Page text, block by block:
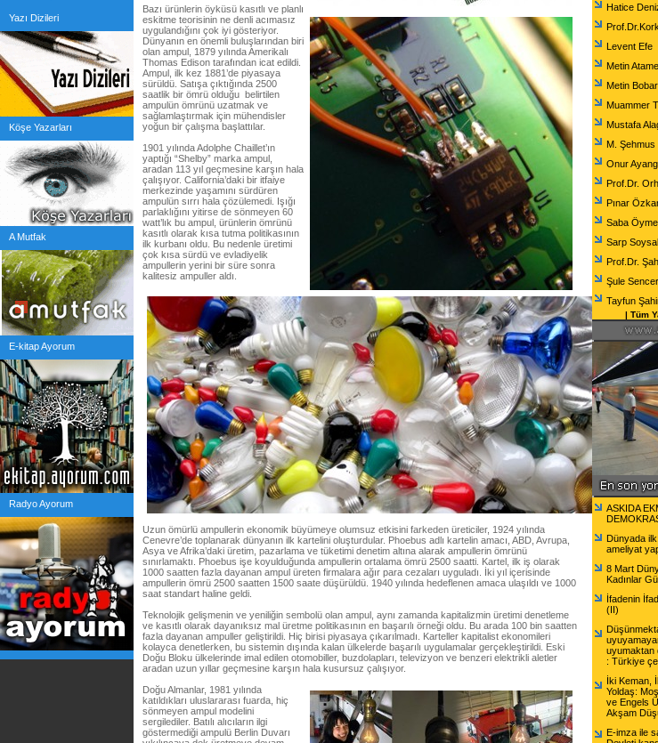
Yazı Dizileri
Köşe Yazarları
A Mutfak
E-kitap Ayorum
Radyo Ayorum
Bazı ürünlerin öyküsü kasıtlı ve planlı
eskitme teorisinin ne denli acımasız
uygulandığını çok iyi gösteriyor.
Dünyanın en önemli buluşlarından biri
olan ampul, 1879 yılında Amerikalı
Thomas Edison tarafından icat edildi.
Ampul, ilk kez 1881’de piyasaya
sürüldü. Satışa çıktığında 2500
saatlik bir ömrü olduğu belirtilen
ampulün ömrünü uzatmak ve
sağlamlaştırmak için mühendisler
yoğun bir çalışma başlattılar.
1901 yılında Adolphe Chaillet’ın
yaptığı “Shelby” marka ampul,
aradan 113 yıl geçmesine karşın hala
çalışıyor. California’daki bir itfaiye
merkezinde yaşamını sürdüren
ampulün sırrı hala çözülemedi. Işığı
parlaklığını yitirse de sönmeyen 60
watt’lık bu ampul, ürünlerin ömrünü
kasıtlı olarak kısa tutma politikasının
ilk kurbanı oldu. Bu nedenle üretimi
çok kısa sürdü ve evladiyelik
ampullerin yerini bir süre sonra
kalitesiz ampuller aldı.
Uzun ömürlü ampullerin ekonomik büyümeye olumsuz etkisini farkeden üreticiler, 1924 yılında
Cenevre’de toplanarak dünyanın ilk kartelini oluşturdular. Phoebus adlı kartelin amacı, ABD, Avrupa,
Asya ve Afrika’daki üretim, pazarlama ve tüketimi denetim altına alarak ampullerin ömrünü
sınırlamaktı. Phoebus işe koyulduğunda ampullerin ortalama ömrü 2500 saatti. Kartel, ilk iş olarak
1000 saatten fazla dayanan ampul üreten firmalara ağır para cezaları uyguladı. İki yıl içerisinde
ampullerin ömrü 2500 saatten 1500 saate düşürüldü. 1940 yılında hedeflenen amaca ulaşıldı ve 1000
saat standart haline geldi.
Teknolojik gelişmenin ve yeniliğin sembolü olan ampul, aynı zamanda kapitalizmin üretimi denetleme
ve kasıtlı olarak dayanıksız mal üretme politikasının en başarılı örneği oldu. Bu arada 100 bin saatten
fazla dayanan ampuller geliştirildi. Hiç birisi piyasaya çıkarılmadı. Karteller kapitalist ekonomileri
kolayca denetlerken, bu sistemin dışında kalan ülkelerde başarılı uygulamalar gerçekleştirildi. Eski
Doğu Bloku ülkelerinde imal edilen otomobiller, buzdolapları, televizyon ve benzeri elektrikli aletler
aradan uzun yıllar geçmesine karşın hala kusursuz çalışıyor.
Doğu Almanlar, 1981 yılında
katıldıkları uluslararası fuarda, hiç
sönmeyen ampul modelini
sergilediler. Batılı alıcıların ilgi
göstermediği ampulü Berlin Duvarı
Hatice
Levent Efe
Metin
Metin
Muammer
Mustafa
M. Şehmus
Onur
Prof.Dr.
Pınar
Saba
Sarp Soysal
Prof.Dr.
Şule
Tayfun
| Tüm
ASKIDA
Dünyada
ameliyat
8 Mart
Kadınlar
İfadenin
(II)
uyumaktan
: Türkiye
İki Keman,
Yoldaş:
ve Engels
Akşam
E-imza ile